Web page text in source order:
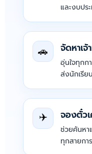
และงบปร
🚗 จัดหาเ
อุ่นใจทุกก
ส่งนักเรีย
✈️ จองตั๋ว
ช่วยค้นหา
ทุกสายกา